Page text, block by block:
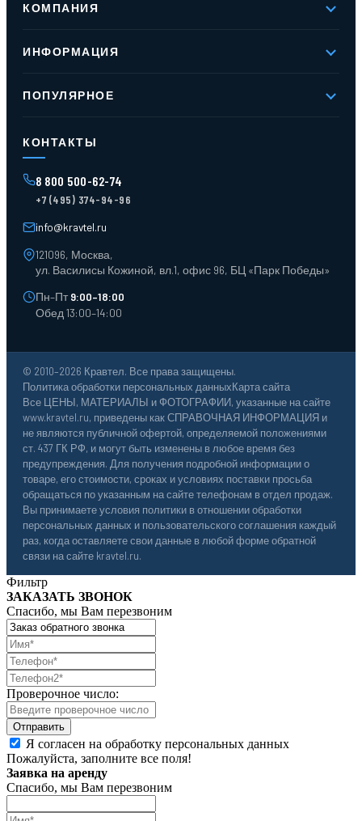
КОМПАНИЯ
Реквизиты
Контакты
ИНФОРМАЦИЯ
Доставка и оплата
ПОПУЛЯРНОЕ
Контейнеры для отходов
Поддоны
Ящики пластиковые
Тара пласт. и металл.
Тележки для склада
КОНТАКТЫ
8 800 500-62-74
+7 (495) 374-94-96
info@kravtel.ru
121096, Москва,
ул. Василисы Кожиной, вл.1, офис 96, БЦ «Парк Победы»
Пн–Пт9:00–18:00
Обед 13:00–14:00
© 2010–2026 Кравтел. Все права защищены.
Политика обработки персональных данныхКарта сайта
Все ЦЕНЫ, МАТЕРИАЛЫ и ФОТОГРАФИИ, указанные на сайте
www.kravtel.ru, приведены как СПРАВОЧНАЯ ИНФОРМАЦИЯ и
не являются публичной офертой, определяемой положениями
ст. 437 ГК РФ, и могут быть изменены в любое время без
предупреждения. Для получения подробной информации о
товаре, его стоимости, сроках и условиях поставки просьба
обращаться по указанным на сайте телефонам в отдел продаж.
Вы принимаете условия политики в отношении обработки
персональных данных и пользовательского соглашения каждый
раз, когда оставляете свои данные в любой форме обратной
связи на сайте kravtel.ru.
Фильтр
ЗАКАЗАТЬ ЗВОНОК
Спасибо, мы Вам перезвоним
Проверочное число:
Я согласен на обработку персональных данных
Пожалуйста, заполните все поля!
Заявка на аренду
Спасибо, мы Вам перезвоним